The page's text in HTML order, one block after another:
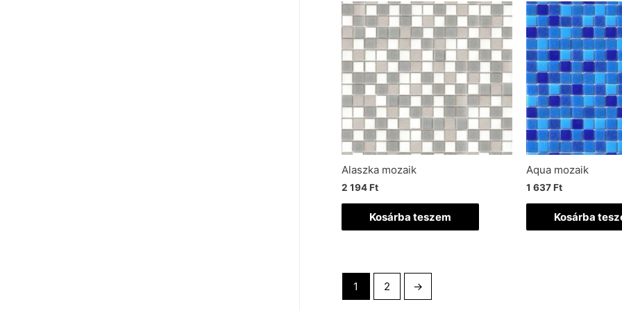
Alaszka mozaik
2 194Ft
Kosárba teszem
Aqua mozaik
1 637Ft
Kosárba
1 2 →